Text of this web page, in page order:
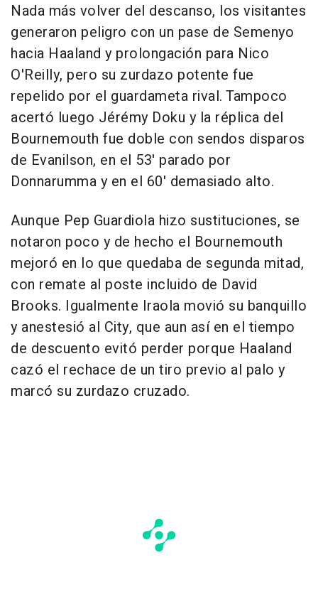
Nada más volver del descanso, los visitantes
generaron peligro con un pase de Semenyo
hacia Haaland y prolongación para Nico
O'Reilly, pero su zurdazo potente fue
repelido por el guardameta rival. Tampoco
acertó luego Jérémy Doku y la réplica del
Bournemouth fue doble con sendos disparos
de Evanilson, en el 53' parado por
Donnarumma y en el 60' demasiado alto.
Aunque Pep Guardiola hizo sustituciones, se
notaron poco y de hecho el Bournemouth
mejoró en lo que quedaba de segunda mitad,
con remate al poste incluido de David
Brooks. Igualmente Iraola movió su banquillo
y anestesió al City, que aun así en el tiempo
de descuento evitó perder porque Haaland
cazó el rechace de un tiro previo al palo y
marcó su zurdazo cruzado.